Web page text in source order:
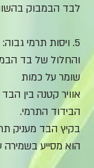
לבד הבמבוק
5. ויסות תרמי גבוה
והחלול של בד
שומר על כמות
אוויר קטנה בין
הבידוד התרמי.
בקיץ הבד מעניק
הוא מסייע בשמירה